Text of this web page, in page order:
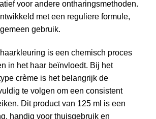
voor andere ontharingsmethoden.
met een reguliere formule,
gebruik.
is een chemisch proces
in het haar beïnvloedt. Bij het
crème is het belangrijk de
te volgen om een consistent
Dit product van 125 ml is een
handig voor thuisgebruik en